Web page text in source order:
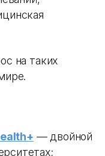
на таких
— двойной